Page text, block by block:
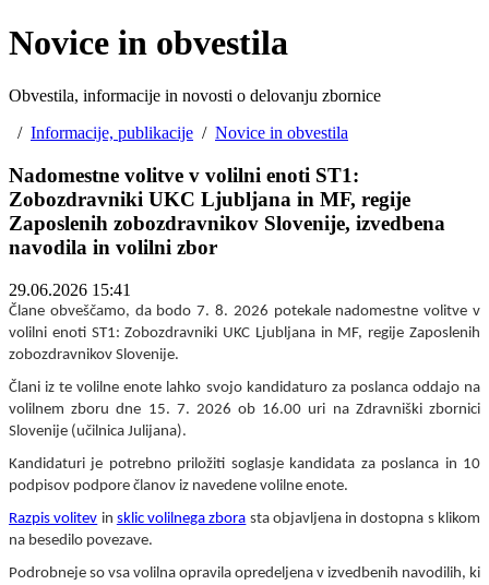
Novice in obvestila
Obvestila, informacije in novosti o delovanju zbornice
/ Informacije, publikacije / Novice in obvestila
Nadomestne volitve v volilni enoti ST1:
Zobozdravniki UKC Ljubljana in MF, regije
Zaposlenih zobozdravnikov Slovenije, izvedbena
navodila in volilni zbor
29.06.2026 15:41
Člane obveščamo, da bodo 7. 8. 2026 potekale nadomestne volitve v
volilni enoti ST1: Zobozdravniki UKC Ljubljana in MF, regije Zaposlenih
zobozdravnikov Slovenije.
Člani iz te volilne enote lahko svojo kandidaturo za poslanca oddajo na
volilnem zboru dne 15. 7. 2026 ob 16.00 uri na Zdravniški zbornici
Slovenije (učilnica Julijana).
Kandidaturi je potrebno priložiti soglasje kandidata za poslanca in 10
podpisov podpore članov iz navedene volilne enote.
Razpis volitev in sklic volilnega zbora sta objavljena in dostopna s klikom
na besedilo povezave.
Podrobneje so vsa volilna opravila opredeljena v izvedbenih navodilih, ki